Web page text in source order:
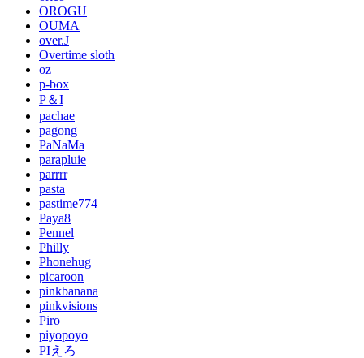
OROGU
OUMA
over.J
Overtime sloth
oz
p-box
P＆I
pachae
pagong
PaNaMa
parapluie
parrrr
pasta
pastime774
Paya8
Pennel
Philly
Phonehug
picaroon
pinkbanana
pinkvisions
Piro
piyopoyo
PIえろ